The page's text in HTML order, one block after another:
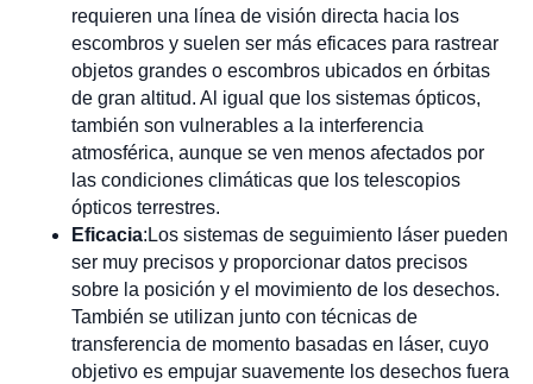
requieren una línea de visión directa hacia los
escombros y suelen ser más eficaces para rastrear
objetos grandes o escombros ubicados en órbitas
de gran altitud. Al igual que los sistemas ópticos,
también son vulnerables a la interferencia
atmosférica, aunque se ven menos afectados por
las condiciones climáticas que los telescopios
ópticos terrestres.
Eficacia:Los sistemas de seguimiento láser pueden
ser muy precisos y proporcionar datos precisos
sobre la posición y el movimiento de los desechos.
También se utilizan junto con técnicas de
transferencia de momento basadas en láser, cuyo
objetivo es empujar suavemente los desechos fuera